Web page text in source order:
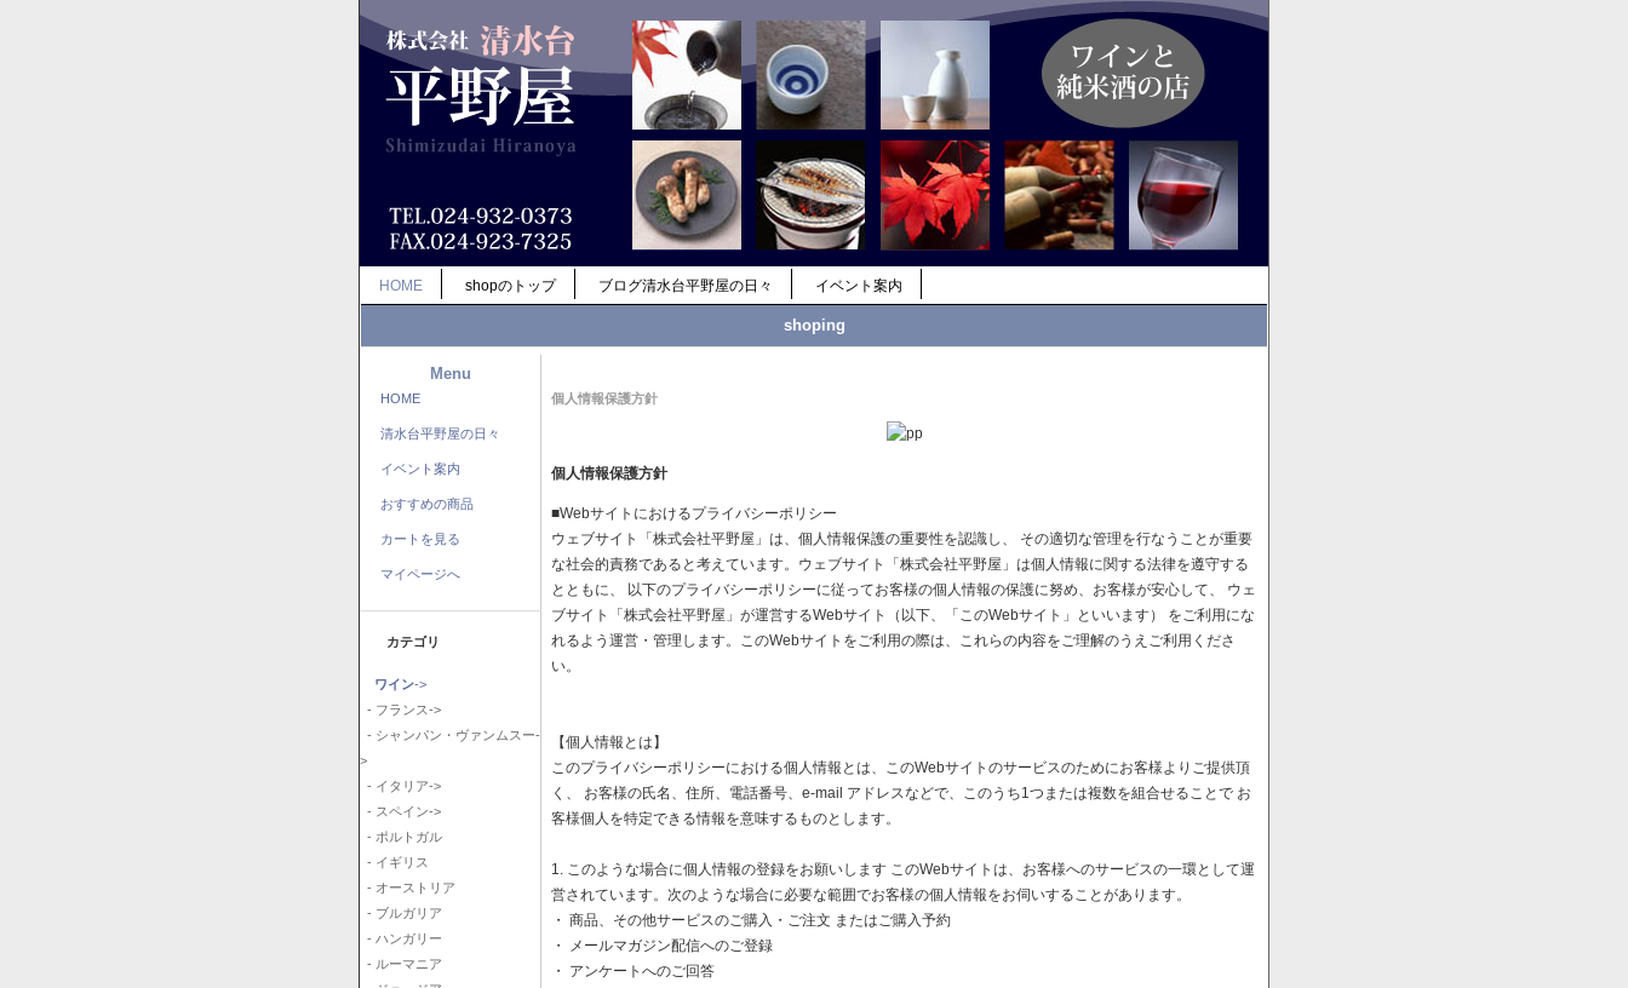
HOME shopのトップ ブログ清水台平野屋の日々 イベント案内
shoping
Menu
HOME
清水台平野屋の日々
イベント案内
おすすめの商品
カートを見る
マイページへ
カテゴリ
ワイン->
- フランス->
- シャンパン・ヴァンムスー-
>
- イタリア->
- スペイン->
- ポルトガル
- イギリス
- オーストリア
- ブルガリア
- ハンガリー
- ルーマニア
個人情報保護方針
個人情報保護方針
■Webサイトにおけるプライバシーポリシー
ウェブサイト「株式会社平野屋」は、個人情報保護の重要性を認識し、 その適切な管理を行なうことが重要
な社会的責務であると考えています。ウェブサイト「株式会社平野屋」は個人情報に関する法律を遵守する
とともに、 以下のプライバシーポリシーに従ってお客様の個人情報の保護に努め、お客様が安心して、 ウェ
ブサイト「株式会社平野屋」が運営するWebサイト（以下、「このWebサイト」といいます） をご利用にな
れるよう運営・管理します。このWebサイトをご利用の際は、これらの内容をご理解のうえご利用くださ
い。
【個人情報とは】
このプライバシーポリシーにおける個人情報とは、このWebサイトのサービスのためにお客様よりご提供頂
く、 お客様の氏名、住所、電話番号、e-mail アドレスなどで、このうち1つまたは複数を組合せることで お
客様個人を特定できる情報を意味するものとします。
1. このような場合に個人情報の登録をお願いします このWebサイトは、お客様へのサービスの一環として運
営されています。次のような場合に必要な範囲でお客様の個人情報をお伺いすることがあります。
・ 商品、その他サービスのご購入・ご注文 またはご購入予約
・ メールマガジン配信へのご登録
・ アンケートへのご回答